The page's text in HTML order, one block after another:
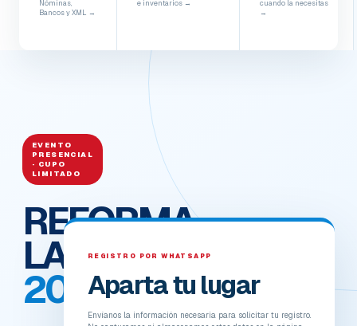
Nóminas,
Bancos y XML →
e inventarios →
cuando la necesitas
→
EVENTO
PRESENCIAL
· CUPO
LIMITADO
REFORMA
LABORAL
2026
REGISTRO POR WHATSAPP
Aparta tu lugar
Envíanos la información necesaria para solicitar tu registro.